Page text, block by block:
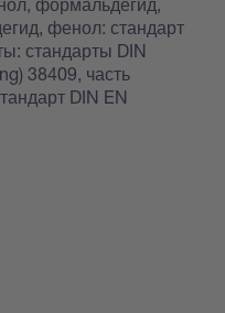
фенол: стандарт
стандарты DIN
38409, часть
DIN EN